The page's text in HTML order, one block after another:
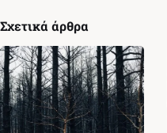
Σχετικά άρθρα